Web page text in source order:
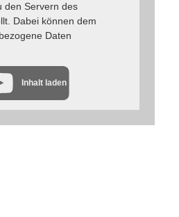
den Servern des
Dabei können dem
Daten
Inhalt laden